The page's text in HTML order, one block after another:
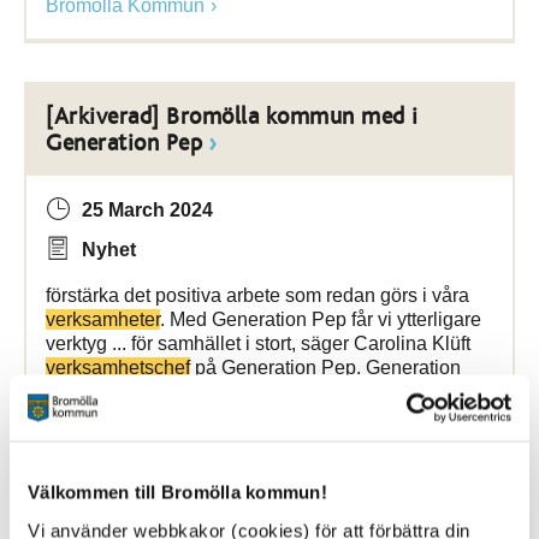
Välkommen till Bromölla kommun!
Vi använder webbkakor (cookies) för att förbättra din
Bromölla Kommun
[Arkiverad] Bromölla kommun med i
Generation Pep
25 March 2024
Nyhet
förstärka det positiva arbete som redan görs i våra
verksamheter. Med Generation Pep får vi ytterligare
verktyg ... för samhället i stort, säger Carolina Klüft
verksamhetschefpå Generation Pep. Generation
Pep är en icke